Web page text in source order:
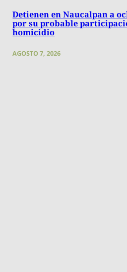
Detienen en Naucalpan a
por su probable
homicidio
AGOSTO 7, 2026